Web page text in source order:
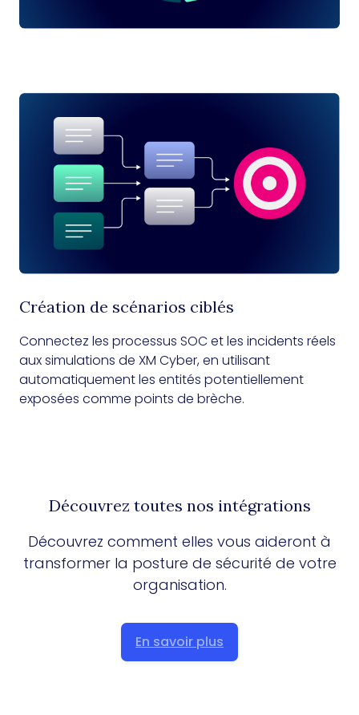
Création de scénarios ciblés
Connectez les processus SOC et les incidents réels
aux simulations de XM Cyber, en utilisant
automatiquement les entités potentiellement
exposées comme points de brèche.
Découvrez toutes nos intégrations
Découvrez comment elles vous aideront à
transformer la posture de sécurité de votre
organisation.
En savoir plus